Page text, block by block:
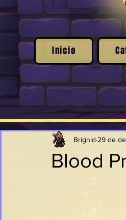
Inicio
Blood
Brighid 29 de